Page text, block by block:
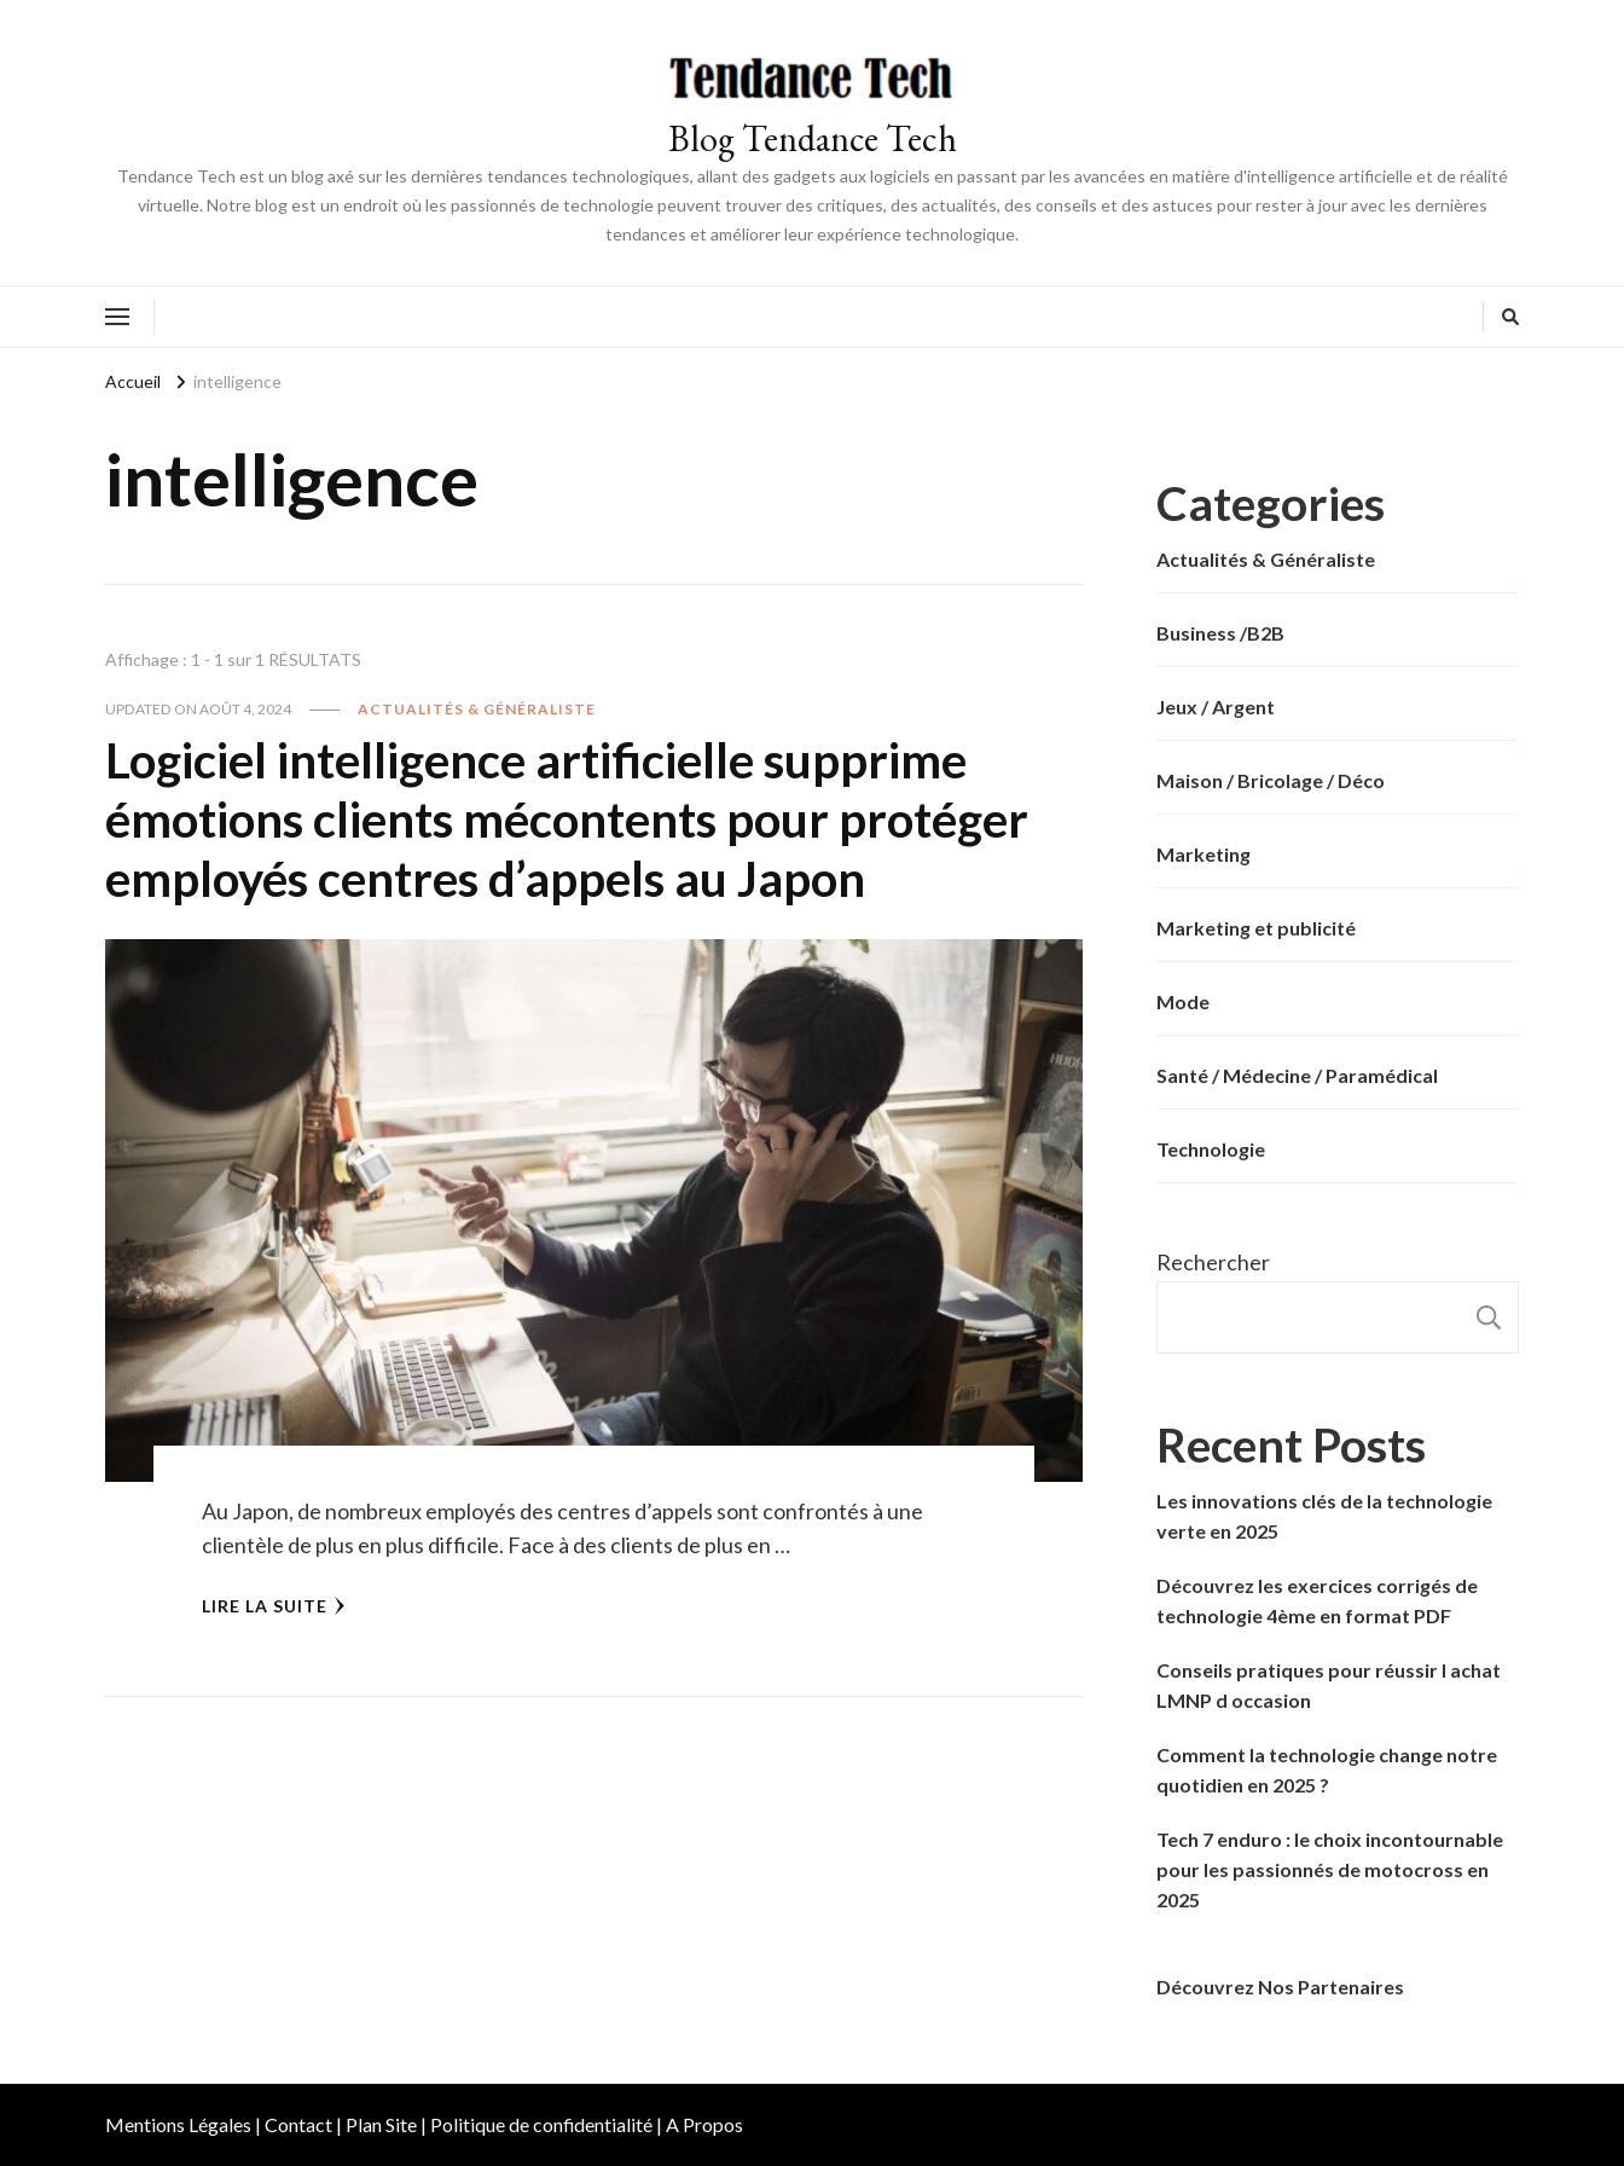
Blog Tendance Tech
Tendance Tech est un blog axé sur les dernières tendances technologiques, allant des gadgets aux logiciels en passant par les avancées en matière d'intelligence artificielle et de réalité
virtuelle. Notre blog est un endroit où les passionnés de technologie peuvent trouver des critiques, des actualités, des conseils et des astuces pour rester à jour avec les dernières
tendances et améliorer leur expérience technologique.
Accueil intelligence
intelligence
Affichage : 1 - 1 sur 1 RÉSULTATS
UPDATED ON AOÛT 4, 2024 ACTUALITÉS & GÉNÉRALISTE
Logiciel intelligence artificielle supprime
émotions clients mécontents pour protéger
employés centres d’appels au Japon
Au Japon, de nombreux employés des centres d’appels sont confrontés à une
clientèle de plus en plus difficile. Face à des clients de plus en …
LIRE LA SUITE
Categories
Actualités & Généraliste
Business /B2B
Jeux / Argent
Maison / Bricolage / Déco
Marketing
Marketing et publicité
Mode
Santé / Médecine / Paramédical
Technologie
Rechercher
Recent Posts
Les innovations clés de la technologie
verte en 2025
Découvrez les exercices corrigés de
technologie 4ème en format PDF
Conseils pratiques pour réussir l achat
LMNP d occasion
Comment la technologie change notre
quotidien en 2025 ?
Tech 7 enduro : le choix incontournable
pour les passionnés de motocross en
2025
Découvrez Nos Partenaires
Mentions Légales | Contact | Plan Site | Politique de confidentialité | A Propos